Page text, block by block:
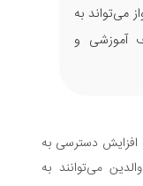
به
و
دسترسی به
می‌توانند به